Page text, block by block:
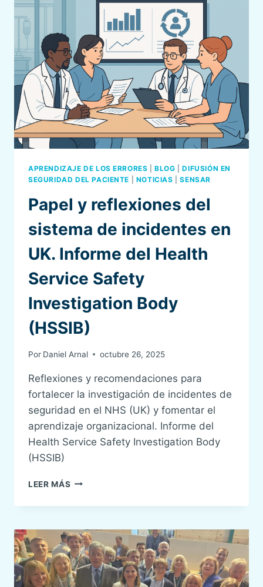
JORNADAS
SEGURIDAD
DEL
PACIENTE
APRENDIZAJE DE LOS ERRORES |BLOG |DIFUSIÓN EN
SEGURIDAD DEL PACIENTE
NOTICIAS |SENSAR
Papel y reflexiones del
sistema de incidentes en
UK. Informe del Health
Service Safety
Investigation Body
(HSSIB)
Por Daniel Arnal octubre 26, 2025
Reflexiones y recomendaciones para
fortalecer la investigación de incidentes de
seguridad en el NHS (UK) y fomentar el
aprendizaje organizacional. Informe del
Health Service Safety Investigation Body
(HSSIB)
LEER MÁS PAPEL
REFLEXIONES
SISTEMA
DE
INCIDENTES
EN
UK.